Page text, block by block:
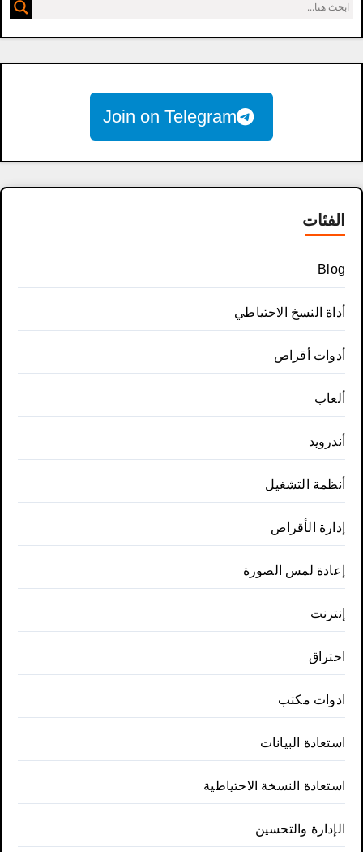
Join on Telegram
الفئات
Blog
أداة النسخ الاحتياطي
أدوات أقراص
ألعاب
أندرويد
أنظمة التشغيل
إدارة الأقراص
إعادة لمس الصورة
إنترنت
احتراق
ادوات مكتب
استعادة البيانات
استعادة النسخة الاحتياطية
الإدارة والتحسين